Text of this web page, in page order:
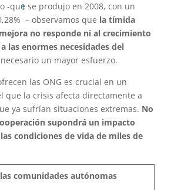
-que se produjo en 2008, con un
1
– observamos que la tímida
no responde ni al crecimiento
las enormes necesidades del
necesario un mayor esfuerzo.
las ONG es crucial en un
que la crisis afecta directamente a
ya sufrían situaciones extremas. No
supondrá un impacto
condiciones de vida de miles de
comunidades autónomas